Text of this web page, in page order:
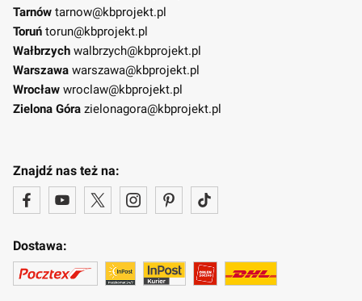
Tarnów tarnow@kbprojekt.pl
Toruń torun@kbprojekt.pl
Wałbrzych walbrzych@kbprojekt.pl
Warszawa warszawa@kbprojekt.pl
Wrocław wroclaw@kbprojekt.pl
Zielona Góra zielonagora@kbprojekt.pl
Znajdź nas też na:
Dostawa: